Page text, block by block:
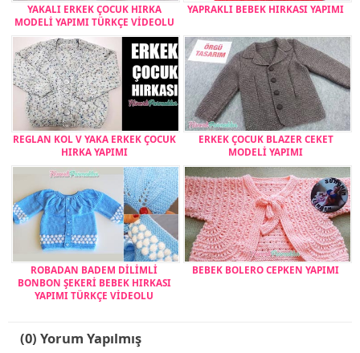
YAKALI ERKEK ÇOCUK HIRKA
MODELİ YAPIMI TÜRKÇE VİDEOLU
YAPRAKLI BEBEK HIRKASI YAPIMI
REGLAN KOL V YAKA ERKEK ÇOCUK
HIRKA YAPIMI
ERKEK ÇOCUK BLAZER CEKET
MODELİ YAPIMI
ROBADAN BADEM DİLİMLİ
BONBON ŞEKERİ BEBEK HIRKASI
YAPIMI TÜRKÇE VİDEOLU
BEBEK BOLERO CEPKEN YAPIMI
(0) Yorum Yapılmış